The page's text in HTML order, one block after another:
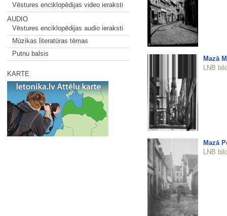
Vēstures enciklopēdijas video ieraksti
AUDIO
Vēstures enciklopēdijas audio ieraksti
Mūzikas literatūras tēmas
Putnu balsis
KARTE
Mazā
LNB
Mazā
LNB